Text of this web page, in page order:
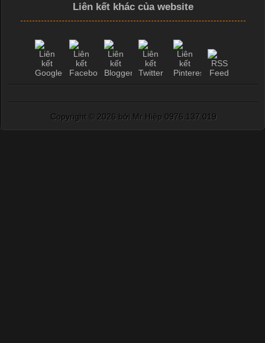
Liên kết khác của website
Copyright © 2026 bởi Mr Hiệp 0976.137.019